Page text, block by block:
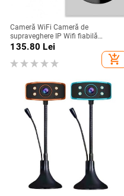
Cameră WiFi Cameră de
supraveghere IP Wifi fiabilă
200mAh Baterie Cameră WiFi fără
fir Cameră WiFi Dispozitiv de
securitate pentru birou
135.80 Lei
add_shopping_cart